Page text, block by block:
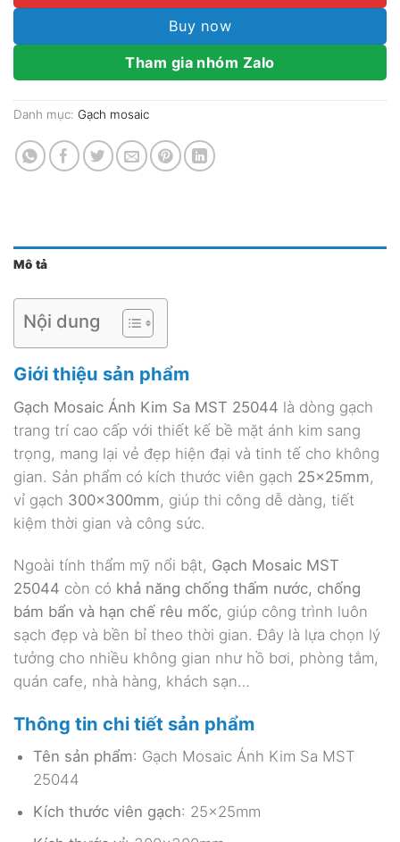
Buy now
Tham gia nhóm Zalo
Danh mục: Gạch mosaic
Mô tả
Nội dung
Giới thiệu sản phẩm
Gạch Mosaic Ánh Kim Sa MST 25044 là dòng gạch
trang trí cao cấp với thiết kế bề mặt ánh kim sang
trọng, mang lại vẻ đẹp hiện đại và tinh tế cho không
gian. Sản phẩm có kích thước viên gạch 25x25mm,
vỉ gạch 300x300mm, giúp thi công dễ dàng, tiết
kiệm thời gian và công sức.
Ngoài tính thẩm mỹ nổi bật, Gạch Mosaic MST
25044 còn có khả năng chống thấm nước, chống
bám bẩn và hạn chế rêu mốc, giúp công trình luôn
sạch đẹp và bền bỉ theo thời gian. Đây là lựa chọn lý
tưởng cho nhiều không gian như hồ bơi, phòng tắm,
quán cafe, nhà hàng, khách sạn…
Thông tin chi tiết sản phẩm
Tên sản phẩm: Gạch Mosaic Ánh Kim Sa MST
25044
Kích thước viên gạch: 25x25mm